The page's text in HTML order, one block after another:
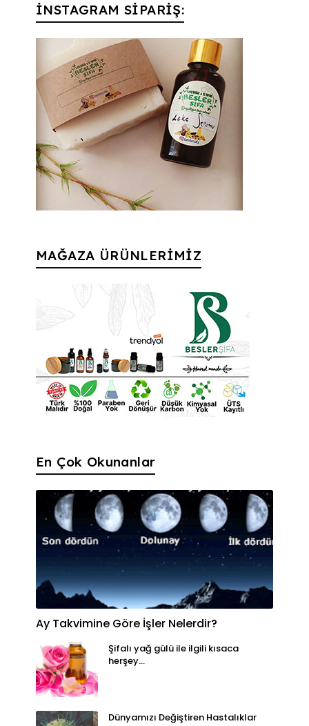
İNSTAGRAM SİPARİŞ:
MAĞAZA ÜRÜNLERİMİZ
En Çok Okunanlar
Ay Takvimine Göre İşler Nelerdir?
Şifalı yağ gülü ile ilgili kısaca
herşey...
Dünyamızı Değiştiren Hastalıklar